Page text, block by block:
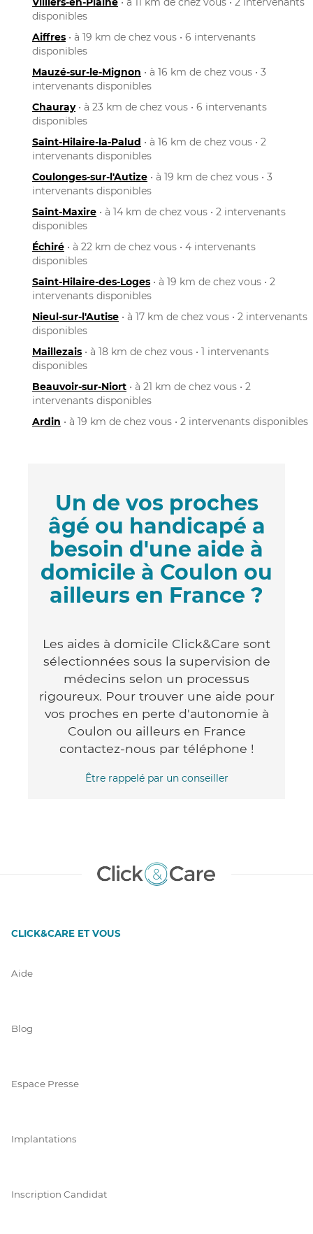
disponibles
Aiffres • à 19 km de chez vous • 6 intervenants
disponibles
Mauzé-sur-le-Mignon • à 16 km de chez vous • 3
intervenants disponibles
Chauray• à 23 km de chez vous • 6 intervenants
disponibles
Saint-Hilaire-la-Palud • à 16 km de chez vous • 2
intervenants disponibles
Coulonges-sur-l'Autize • à 19 km de chez vous • 3
intervenants disponibles
Saint-Maxire • à 14 km de chez vous • 2 intervenants
disponibles
Échiré • à 22 km de chez vous • 4 intervenants
disponibles
Saint-Hilaire-des-Loges • à 19 km de chez vous • 2
intervenants disponibles
Nieul-sur-l'Autise • à 17 km de chez vous • 2 intervenants
disponibles
Maillezais • à 18 km de chez vous • 1 intervenants
disponibles
Beauvoir-sur-Niort • à 21 km de chez vous • 2
intervenants disponibles
Ardin • à 19 km de chez vous • 2 intervenants disponibles
Un de vos proches
âgé ou handicapé a
besoin d'une aide à
domicile à Coulon ou
ailleurs en France ?
Les aides à domicile Click&Care sont
sélectionnées sous la supervision de
médecins selon un processus
rigoureux. Pour trouver une aide pour
vos proches en perte d'autonomie à
Coulon ou ailleurs en France
contactez-nous par téléphone !
Être rappelé par un conseiller
CLICK&CARE ET VOUS
Aide
Blog
Espace Presse
Implantations
Inscription Candidat